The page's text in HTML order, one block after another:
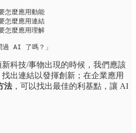
怎麼應用動能
怎麼應用連結
怎麼應用理解
過 AI 了嗎？」
科技/事物出現的時候，我們應該
出連結以發揮創新；在企業應用
法，可以找出最佳的利基點，讓 AI